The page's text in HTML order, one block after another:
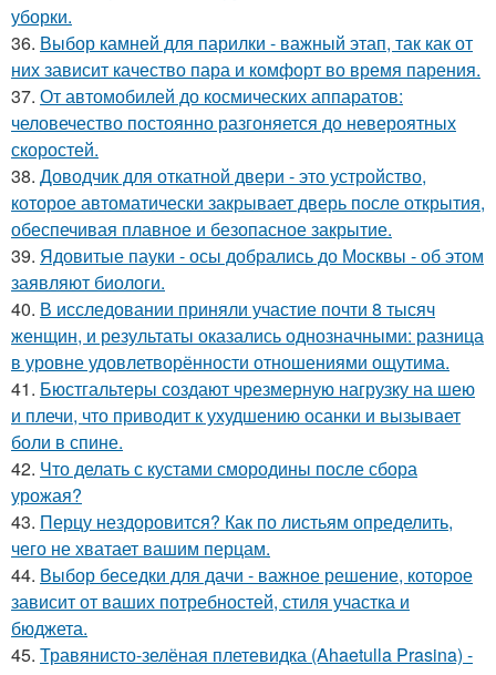
уборки.
36. Выбор камней для парилки - важный этап, так как от
них зависит качество пара и комфорт во время парения.
37. От автомобилей до космических аппаратов:
человечество постоянно разгоняется до невероятных
скоростей.
38. Доводчик для откатной двери - это устройство,
которое автоматически закрывает дверь после открытия,
обеспечивая плавное и безопасное закрытие.
39. Ядовитые пауки - осы добрались до Москвы - об этом
заявляют биологи.
40. В исследовании приняли участие почти 8 тысяч
женщин, и результаты оказались однозначными: разница
в уровне удовлетворённости отношениями ощутима.
41. Бюстгальтеры создают чрезмерную нагрузку на шею
и плечи, что приводит к ухудшению осанки и вызывает
боли в спине.
42. Что делать с кустами смородины после сбора
урожая?
43. Перцу нездоровится? Как по листьям определить,
чего не хватает вашим перцам.
44. Выбор беседки для дачи - важное решение, которое
зависит от ваших потребностей, стиля участка и
бюджета.
45. Травянисто-зелёная плетевидка (Ahaetulla Prasina) -